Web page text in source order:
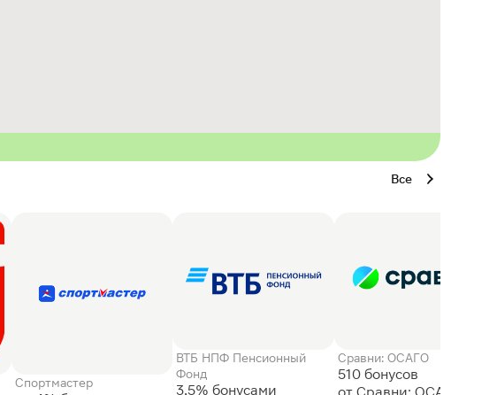
Все
Спортмастер
ВТБ НПФ Пенсионный
Фонд
3,5% бонусами
Сравни: ОСАГО
510 бонусов